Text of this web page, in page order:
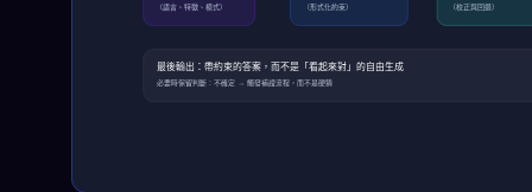
（語言、特徵、模式）
（形式化約束）
（校正與回退）
最後輸出：帶約束的答案，而不是「看起來對」的自由生成
必要時保留判斷：不確定 → 觸發補證流程，而不是硬猜